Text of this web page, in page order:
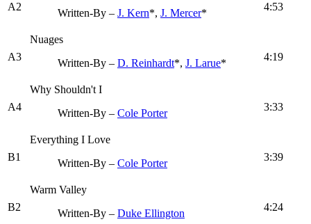
A2
Written-By – J. Kern*, J. Mercer*
4:53
A3
Nuages
Written-By – D. Reinhardt*, J. Larue*
4:19
A4
Why Shouldn't I
Written-By – Cole Porter
3:33
B1
Everything I Love
Written-By – Cole Porter
3:39
B2
Warm Valley
Written-By – Duke Ellington
4:24